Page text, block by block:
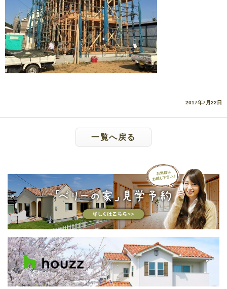
2017年7月22日
一覧へ戻る